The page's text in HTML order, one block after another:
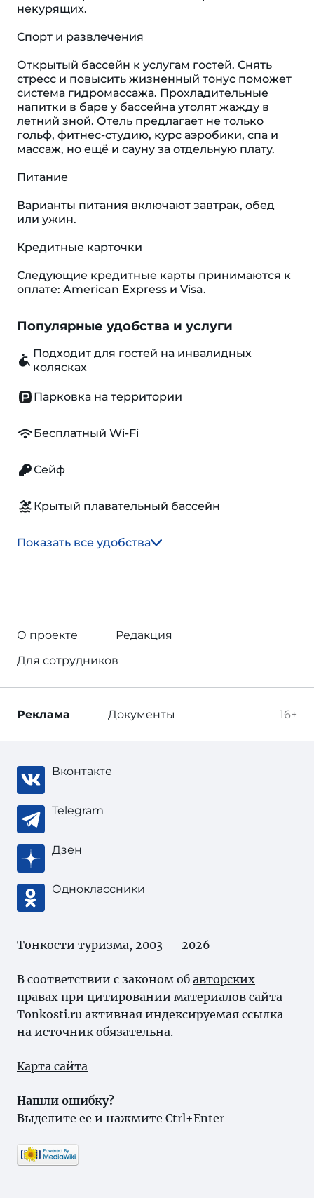
некурящих.
Спорт и развлечения
Открытый бассейн к услугам гостей. Снять
стресс и повысить жизненный тонус поможет
система гидромассажа. Прохладительные
напитки в баре у бассейна утолят жажду в
летний зной. Отель предлагает не только
гольф, фитнес-студию, курс аэробики, спа и
массаж, но ещё и сауну за отдельную плату.
Питание
Варианты питания включают завтрак, обед
или ужин.
Кредитные карточки
Следующие кредитные карты принимаются к
оплате: American Express и Visa.
Популярные удобства и услуги
Подходит для гостей на инвалидных
колясках
Парковка на территории
Бесплатный Wi-Fi
Сейф
Крытый плавательный бассейн
Показать все удобства
О проекте
Редакция
Для сотрудников
16+
Реклама Документы
Вконтакте
Telegram
Дзен
Одноклассники
Тонкости туризма, 2003 — 2026
В соответствии с законом об авторских
правах при цитировании материалов сайта
Tonkosti.ru активная индексируемая ссылка
на источник обязательна.
Карта сайта
Нашли ошибку?
Выделите ее и нажмите Ctrl+Enter